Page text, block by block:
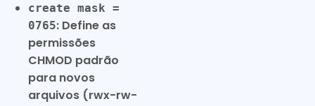
create mask =
0765: Define as
permissões
CHMOD padrão
para novos
arquivos (rwx-rw-